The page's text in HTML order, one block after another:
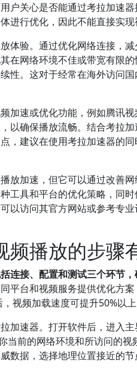
户关心是否能通过考拉加速
进行优化，因此不能直接实现
体验。通过优化网络连接，
在网络环境不佳或带宽有限
性。这对于经常在海外访问
加速或优化功能，例如腾讯
以确保播放流畅。结合考拉
，建议在使用考拉加速器的
放加速，但它可以通过改善
工具和平台的优化策略，同
以访问其官方网站或参考专
播放的步骤
连接、配置和测试三个环节，
平台和视频服务提供优化方案
视频加载速度可提升50%以上
加速器。打开软件后，进入
当前的网络环境和所访问的
数据，选择地理位置接近的